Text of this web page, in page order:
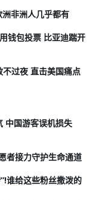
非洲人几乎都有
钱包投票 比亚迪踹开
过夜 直击美国痛点
中国游客误机损失
者接力守护生命通道
谁给这些粉丝撒泼的